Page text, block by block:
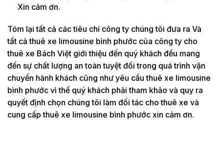
Xin cảm ơn.
Tóm lại tất cả các tiêu chí công ty chúng tôi đưa ra Và
tất cả thuê xe limousine bình phước của công ty cho
thuê xe Bách Việt giới thiệu đến quý khách đều mang
đến sự chất lượng an toàn tuyệt đối trong quá trình vận
chuyển hành khách cũng như yêu cầu thuê xe limousine
bình phước vì thế quý khách phải tham khảo và quy ra
quyết định chọn chúng tôi làm đối tác cho thuê xe và
cung cấp thuê xe limousine bình phước xin cảm ơn.